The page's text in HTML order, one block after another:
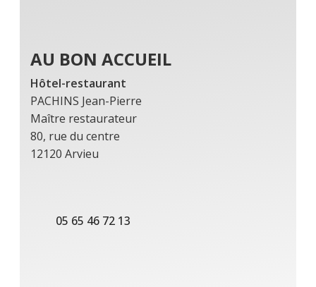
AU BON ACCUEIL
Hôtel-restaurant
PACHINS Jean-Pierre
Maître restaurateur
80, rue du centre
12120 Arvieu
05 65 46 72 13